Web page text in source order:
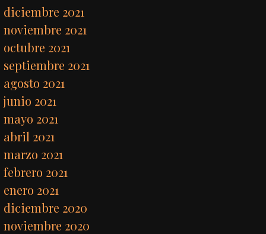
diciembre 2021
noviembre 2021
octubre 2021
septiembre 2021
agosto 2021
junio 2021
mayo 2021
abril 2021
marzo 2021
febrero 2021
enero 2021
diciembre 2020
noviembre 2020